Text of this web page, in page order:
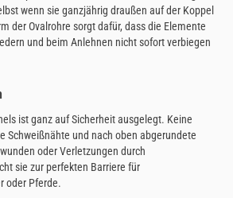
wenn sie ganzjährig draußen auf der Koppel
der Ovalrohre sorgt dafür, dass die Elemente
und beim Anlehnen nicht sofort verbiegen
ist ganz auf Sicherheit ausgelegt. Keine
Schweißnähte und nach oben abgerundete
oder Verletzungen durch
sie zur perfekten Barriere für
oder Pferde.